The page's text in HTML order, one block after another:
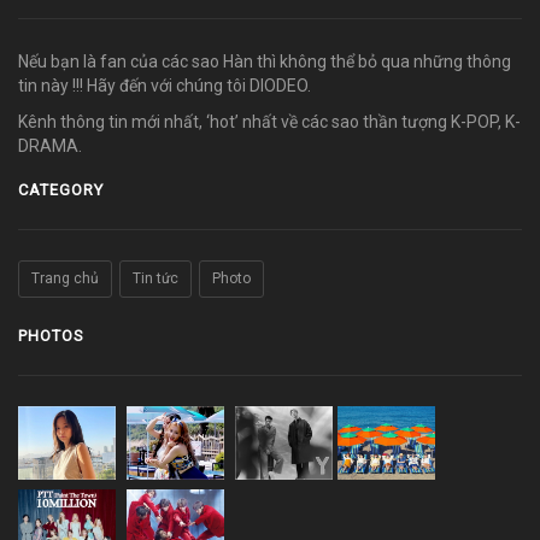
Nếu bạn là fan của các sao Hàn thì không thể bỏ qua những thông
tin này !!! Hãy đến với chúng tôi DIODEO.
Kênh thông tin mới nhất, ‘hot’ nhất về các sao thần tượng K-POP, K-
DRAMA.
CATEGORY
Trang chủ Tin tức Photo
PHOTOS